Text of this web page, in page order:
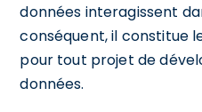
données interagissent
conséquent, il constitue
pour tout projet de
données.